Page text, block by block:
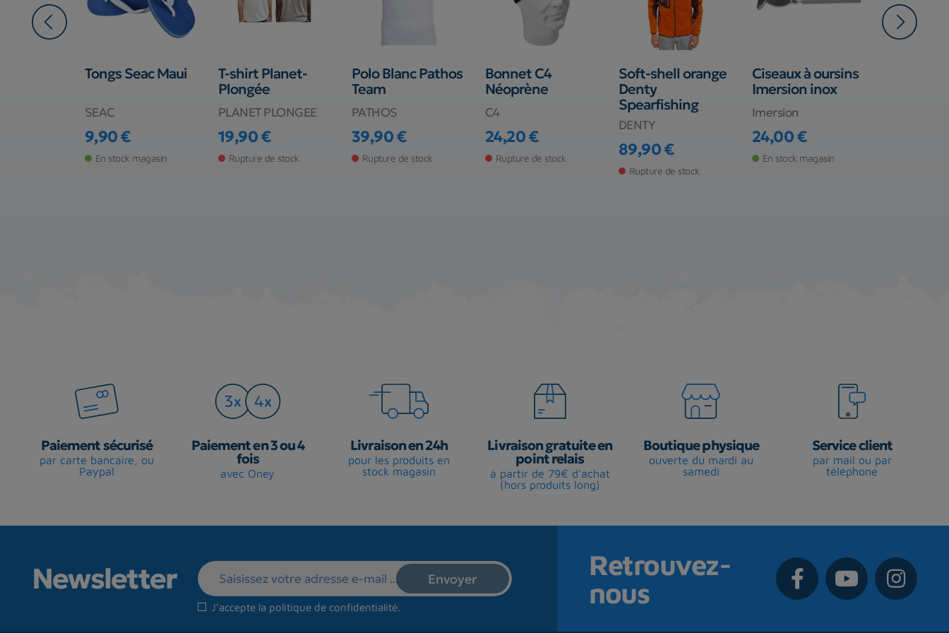
Tongs Seac Maui
SEAC
Prix
9,90 €
En stock magasin
T-shirt Planet-
Plongée
PLANET PLONGEE
Prix
19,90 €
Rupture de stock
Polo Blanc Pathos
Team
PATHOS
Prix
39,90 €
Rupture de stock
Bonnet C4
Néoprène
C4
Prix
24,20 €
Rupture de stock
Soft-shell orange
Denty
Spearfishing
DENTY
Prix
89,90 €
Rupture de stock
Ciseaux à oursins
Imersion inox
Imersion
Prix
24,00 €
En stock magasin
Paiement sécurisé
par carte bancaire, ou
Paypal
Paiement en 3 ou 4
fois
avec Oney
Livraison en 24h
pour les produits en
stock magasin
Livraison gratuite en
point relais
à partir de 79€ d'achat
(hors produits long)
Boutique physique
ouverte du mardi au
samedi
Service client
par mail ou par
téléphone
Newsletter
J'accepte la politique de confidentialité.
Retrouvez-
nous